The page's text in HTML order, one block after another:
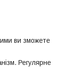
ви зможете
Регулярне